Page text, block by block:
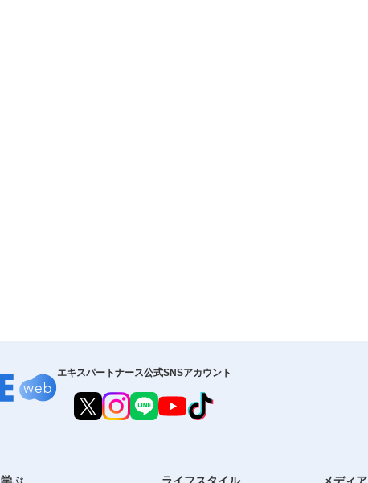
エキスパートナース公式SNSアカウント
学ぶ ライフスタイル メディア